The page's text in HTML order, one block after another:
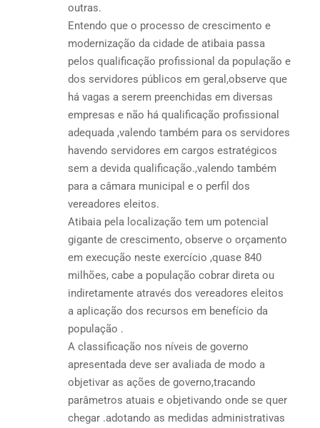
outras.
Entendo que o processo de crescimento e
modernização da cidade de atibaia passa
pelos qualificação profissional da população e
dos servidores públicos em geral,observe que
há vagas a serem preenchidas em diversas
empresas e não há qualificação profissional
adequada ,valendo também para os servidores
havendo servidores em cargos estratégicos
sem a devida qualificação.,valendo também
para a câmara municipal e o perfil dos
vereadores eleitos.
Atibaia pela localização tem um potencial
gigante de crescimento, observe o orçamento
em execução neste exercício ,quase 840
milhões, cabe a população cobrar direta ou
indiretamente através dos vereadores eleitos
a aplicação dos recursos em benefício da
população .
A classificação nos níveis de governo
apresentada deve ser avaliada de modo a
objetivar as ações de governo,tracando
parâmetros atuais e objetivando onde se quer
chegar .adotando as medidas administrativas